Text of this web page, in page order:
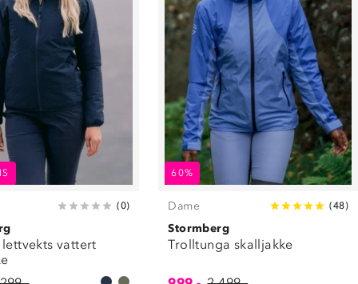
(0)
vattert
60%
Dame (48)
Stormberg
Trolltunga skalljakke